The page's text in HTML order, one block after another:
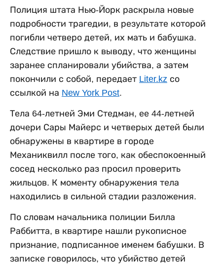
Полиция штата Нью-Йорк раскрыла новые
подробности трагедии, в результате которой
погибли четверо детей, их мать и бабушка.
Следствие пришло к выводу, что женщины
заранее спланировали убийства, а затем
покончили с собой, передает Liter.kz со
ссылкой на New York Post.
Тела 64-летней Эми Стедман, ее 44-летней
дочери Сары Майерс и четверых детей были
обнаружены в квартире в городе
Механиквилл после того, как обеспокоенный
сосед несколько раз просил проверить
жильцов. К моменту обнаружения тела
находились в сильной стадии разложения.
По словам начальника полиции Билла
Раббитта, в квартире нашли рукописное
признание, подписанное именем бабушки. В
записке говорилось, что убийство детей